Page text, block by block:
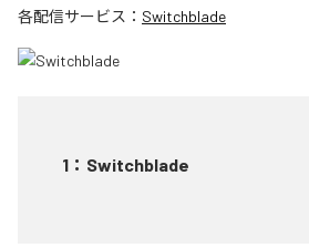
各配信サービス： Switchblade
1 ： Switchblade